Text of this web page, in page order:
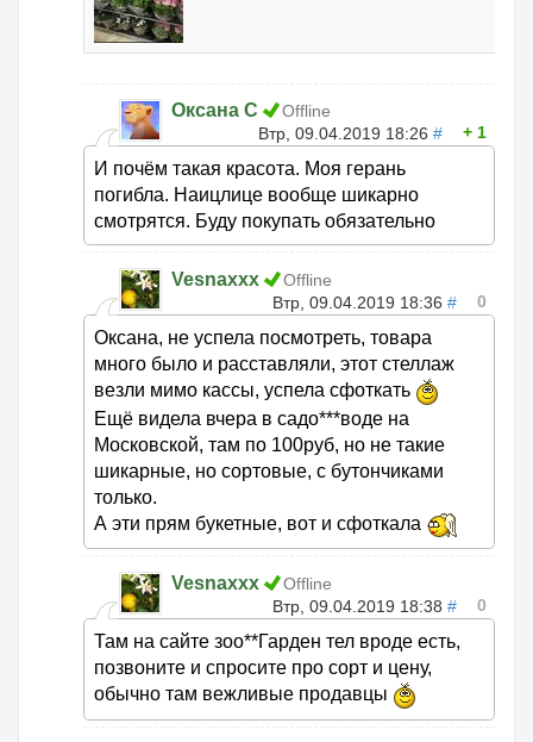
Оксана С
Offline
Втр, 09.04.2019 18:26 # 1
И почём такая красота. Моя герань
погибла. Наицлице вообще шикарно
смотрятся. Буду покупать обязательно
Vesnaxxx
Offline
Втр, 09.04.2019 18:36 # 0
Оксана, не успела посмотреть, товара
много было и расставляли, этот стеллаж
везли мимо кассы, успела сфоткать
Ещё видела вчера в садо***воде на
Московской, там по 100руб, но не такие
шикарные, но сортовые, с бутончиками
только.
А эти прям букетные, вот и сфоткала
Vesnaxxx
Offline
Втр, 09.04.2019 18:38 # 0
Там на сайте зоо**Гарден тел вроде есть,
позвоните и спросите про сорт и цену,
обычно там вежливые продавцы